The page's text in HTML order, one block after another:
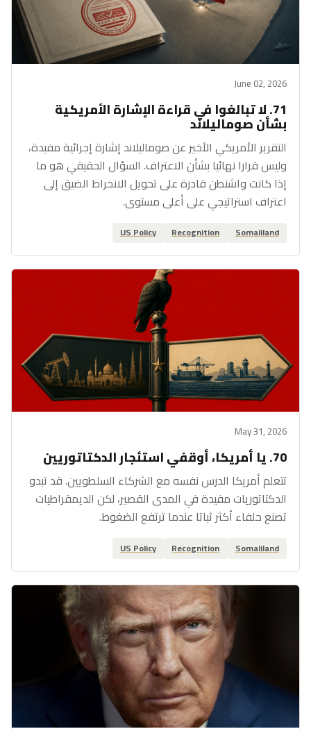
June 02, 2026
71. لا تبالغوا في قراءة الإشارة الأمريكية
بشأن صوماليلاند
التقرير الأمريكي الأخير عن صوماليلاند إشارة إجرائية مفيدة،
وليس قرارا نهائيا بشأن الاعتراف. السؤال الحقيقي هو ما
إذا كانت واشنطن قادرة على تحويل الانخراط الضيق إلى
اعتراف استراتيجي على أعلى مستوى.
Somaliland
Recognition
US Policy
May 31, 2026
70. يا أمريكا، أوقفي استئجار الدكتاتوريين
تتعلم أمريكا الدرس نفسه مع الشركاء السلطويين. قد تبدو
الدكتاتوريات مفيدة في المدى القصير، لكن الديمقراطيات
تصنع حلفاء أكثر ثباتا عندما ترتفع الضغوط.
Somaliland
Recognition
US Policy